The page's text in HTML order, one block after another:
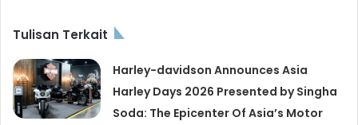
Tulisan Terkait
Harley-davidson Announces Asia
Harley Days 2026 Presented by Singha
Soda: The Epicenter Of Asia’s Motor